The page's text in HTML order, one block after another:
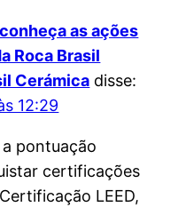
as ações
Roca Brasil
Cerámica disse:
12:29
pontuação
certificações
LEED,